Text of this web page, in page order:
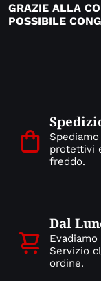
GRAZIE ALLA
POSSIBILE
protettivi
freddo.
Dal
Servizio
ordine.